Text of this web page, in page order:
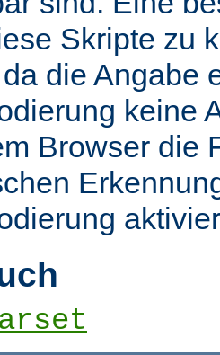
Skripte zu
die Angabe
keine
Browser die